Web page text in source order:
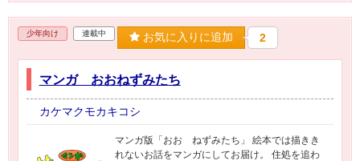
少年向け 連載中 お気に入りに追加 2
マンガ おおねずみたち
カケマクモカキコシ
マンガ版「おお ねずみたち」 絵本では描きき
れないお話をマンガにしてお届け。 住処を追わ